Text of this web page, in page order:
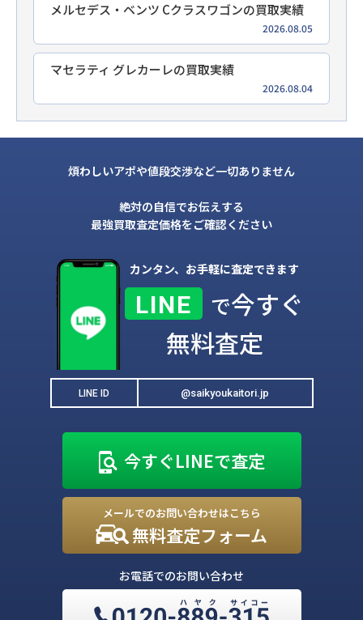
メルセデス・ベンツ Cクラスワゴンの買取実績
2026.08.05
マセラティ グレカーレの買取実績
2026.08.04
煩わしいアポや値段交渉など一切ありません
絶対の自信でお伝えする
最強買取査定価格をご確認ください
カンタン、お手軽に査定できます
LINE で今すぐ
無料査定
LINE ID @saikyoukaitori.jp
今すぐLINEで査定
メールでのお問い合わせはこちら
無料査定フォーム
お電話でのお問い合わせ